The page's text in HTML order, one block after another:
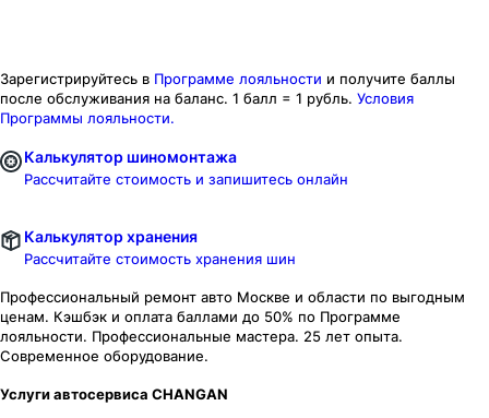
Зарегистрируйтесь в Программе лояльности и получите баллы
после обслуживания на баланс. 1 балл = 1 рубль. Условия
Программы лояльности.
Калькулятор шиномонтажа
Рассчитайте стоимость и запишитесь онлайн
Калькулятор хранения
Рассчитайте стоимость хранения шин
Профессиональный ремонт авто Москве и области по выгодным
ценам. Кэшбэк и оплата баллами до 50% по Программе
лояльности. Профессиональные мастера. 25 лет опыта.
Современное оборудование.
Услуги автосервиса CHANGAN